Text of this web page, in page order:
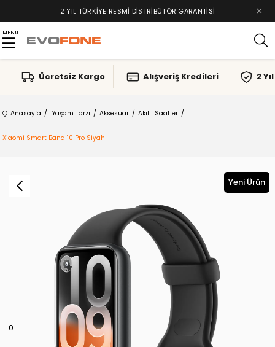
2 YIL TÜRKIYE RESMI DISTRIBÜTÖR GARANTISI ×
MENU
Ücretsiz Kargo Alışveriş Kredileri 2
Anasayfa Yaşam Tarzı Aksesuar Akıllı Saatler
Xiaomi Smart Band 10 Pro Siyah
Yeni Ürün
0